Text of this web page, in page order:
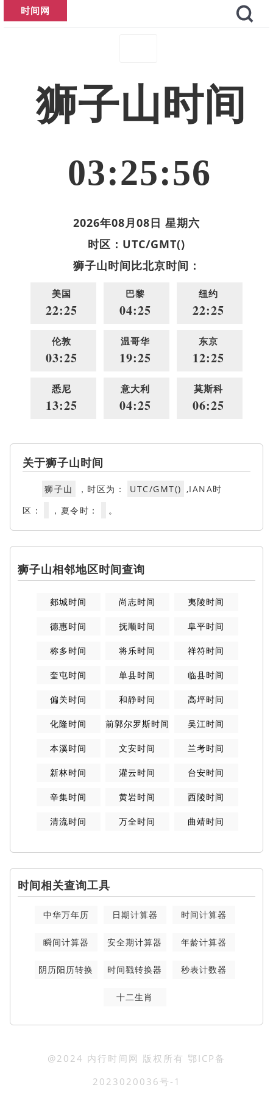
时间网
狮子山时间
03:25:56
2026年08月08日 星期六
时区：UTC/GMT()
狮子山时间比北京时间：
美国
22:25
巴黎
04:25
纽约
22:25
伦敦
03:25
温哥华
19:25
东京
12:25
悉尼
13:25
意大利
04:25
莫斯科
06:25
关于狮子山时间
狮子山 ，时区为： UTC/GMT() ,IANA时
区：
，夏令时： 。
狮子山相邻地区时间查询
郯城时间 尚志时间 夷陵时间
德惠时间 抚顺时间 阜平时间
称多时间 将乐时间 祥符时间
奎屯时间 单县时间 临县时间
偏关时间 和静时间 高坪时间
化隆时间 前郭尔罗斯时间 吴江时间
本溪时间 文安时间 兰考时间
新林时间 灌云时间 台安时间
辛集时间 黄岩时间 西陵时间
清流时间 万全时间 曲靖时间
时间相关查询工具
中华万年历 日期计算器 时间计算器
瞬间计算器 安全期计算器 年龄计算器
阴历阳历转换 时间戳转换器 秒表计数器
十二生肖
@2024 内行时间网 版权所有 鄂ICP备
2023020036号-1